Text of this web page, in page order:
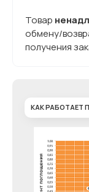
КАК РАБОТАЕТ
Товар
обмену/
получения